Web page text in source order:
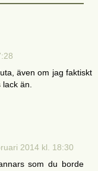
även om jag faktiskt
lack än.
2014 kl. 18:30
som du borde